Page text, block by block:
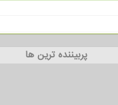
پربیننده ترین ها